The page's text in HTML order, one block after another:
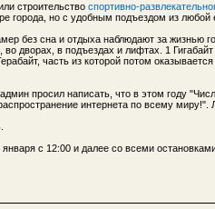
строительство спортивно-
города, но с удобным подъездом из любой
без сна и отдыха наблюдают за жизнью
дворах, в подъездах и лифтах. 1
часть из которой потом
просил написать, что в этом году
интернета по всему
с 12:00 и далее со всеми